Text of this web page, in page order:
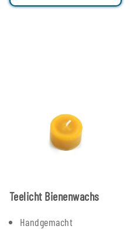
Teelicht Bienenwachs
Handgemacht